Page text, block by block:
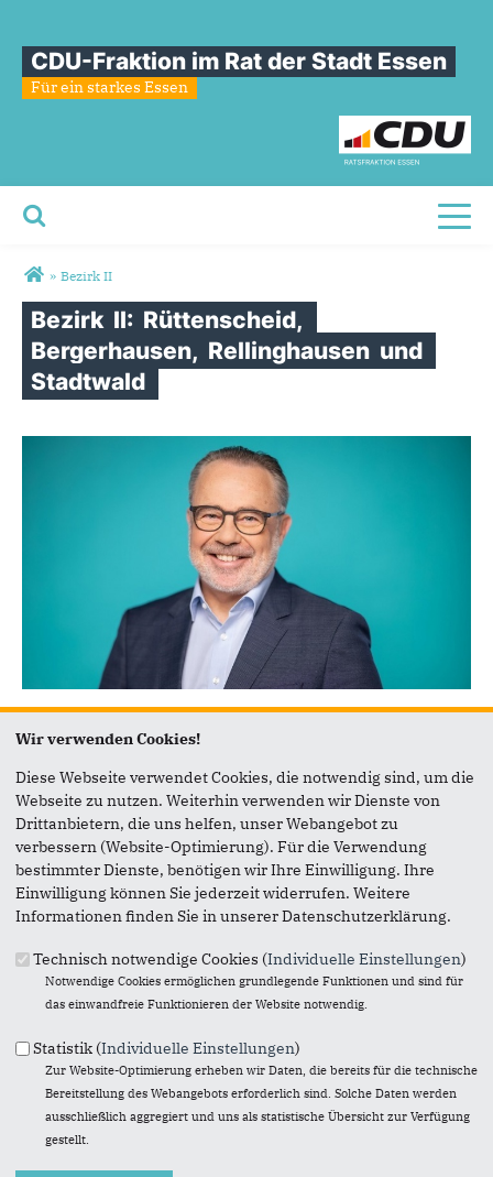
CDU-Fraktion im Rat der Stadt Essen
Für ein starkes Essen
Sie sind hier
» Bezirk II
Bezirk II: Rüttenscheid,
Bergerhausen, Rellinghausen und
Stadtwald
Fraktionsvorsitzender
Markus Panofen
Wir verwenden Cookies!
Diese Webseite verwendet Cookies, die notwendig sind, um die
Webseite zu nutzen. Weiterhin verwenden wir Dienste von
Drittanbietern, die uns helfen, unser Webangebot zu
verbessern (Website-Optimierung). Für die Verwendung
bestimmter Dienste, benötigen wir Ihre Einwilligung. Ihre
Einwilligung können Sie jederzeit widerrufen. Weitere
Informationen finden Sie in unserer Datenschutzerklärung.
Technisch notwendige Cookies (Individuelle Einstellungen)
Notwendige Cookies ermöglichen grundlegende Funktionen und sind für
das einwandfreie Funktionieren der Website notwendig.
Statistik (Individuelle Einstellungen)
Zur Website-Optimierung erheben wir Daten, die bereits für die technische
Bereitstellung des Webangebots erforderlich sind. Solche Daten werden
ausschließlich aggregiert und uns als statistische Übersicht zur Verfügung
gestellt.